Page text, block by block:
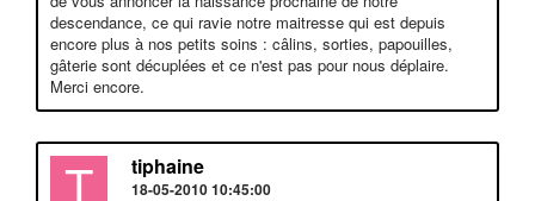
descendance, ce qui ravie notre maitresse qui est depuis
encore plus à nos petits soins : câlins, sorties, papouilles,
gâterie sont décuplées et ce n'est pas pour nous déplaire.
Merci encore.
T tiphaine
18-05-2010 10:45:00